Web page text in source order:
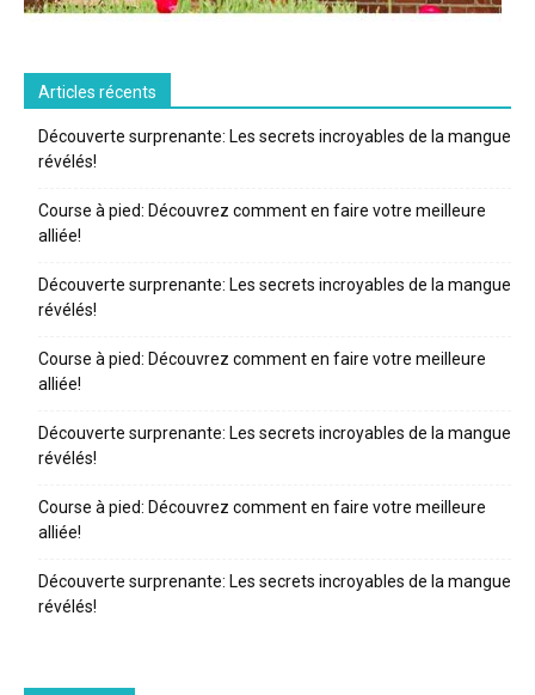
Articles récents
Découverte surprenante: Les secrets incroyables de la mangue
révélés!
Course à pied: Découvrez comment en faire votre meilleure
alliée!
Découverte surprenante: Les secrets incroyables de la mangue
révélés!
Course à pied: Découvrez comment en faire votre meilleure
alliée!
Découverte surprenante: Les secrets incroyables de la mangue
révélés!
Course à pied: Découvrez comment en faire votre meilleure
alliée!
Découverte surprenante: Les secrets incroyables de la mangue
révélés!